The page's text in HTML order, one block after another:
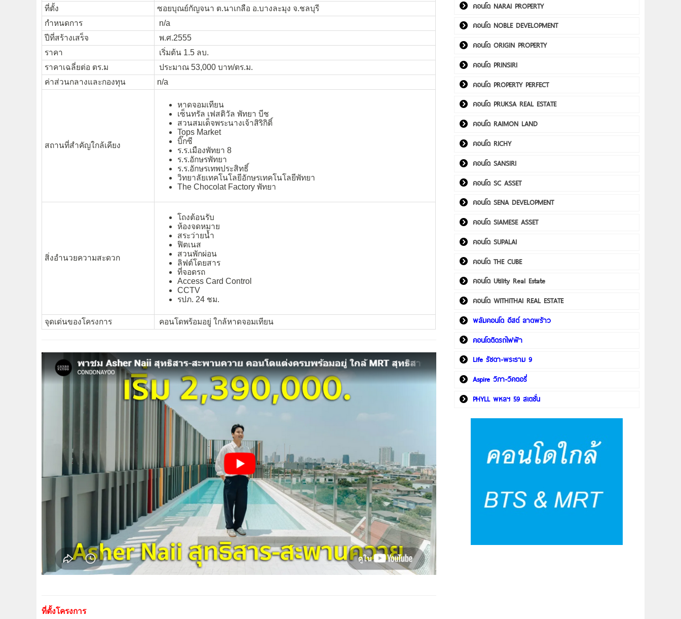
ที่ตั้ง
ซอยบุณย์กัญจนา ต.นาเกลือ อ.บางละมุง จ.ชลบุรี
กำหนดการ
n/a
ปีที่สร้างเสร็จ
พ.ศ.2555
ราคา
เริ่มต้น 1.5 ลบ.
ราคาเฉลี่ยต่อ ตร.ม
ประมาณ 53,000 บาท/ตร.ม.
ค่าส่วนกลางและกองทุน
n/a
สถานที่สำคัญใกล้เคียง
หาดจอมเทียน
เซ็นทรัล เฟสติวัล พัทยา บีช
สวนสมเด็จพระนางเจ้าสิริกิติ์
Tops Market
บิ๊กซี
ร.ร.เมืองพัทยา 8
ร.ร.อักษรพัทยา
ร.ร.อักษรเทพประสิทธิ์
วิทยาลัยเทคโนโลยีอักษรเทคโนโลยีพัทยา
The Chocolat Factory พัทยา
สิ่งอำนวยความสะดวก
โถงต้อนรับ
ห้องจดหมาย
สระว่ายน้ำ
ฟิตเนส
สวนพักผ่อน
ลิฟต์โดยสาร
ที่จอดรถ
Access Card Control
CCTV
รปภ. 24 ชม.
จุดเด่นของโครงการ คอนโดพร้อมอยู่ ใกล้หาดจอมเทียน
ที่ตั้งโครงการ
คอนโด NARAI PROPERTY
คอนโด NOBLE DEVELOPMENT
คอนโด ORIGIN PROPERTY
คอนโด PRINSIRI
คอนโด PROPERTY PERFECT
คอนโด PRUKSA REAL ESTATE
คอนโด RAIMON LAND
คอนโด RICHY
คอนโด SANSIRI
คอนโด SC ASSET
คอนโด SENA DEVELOPMENT
คอนโด SIAMESE ASSET
คอนโด SUPALAI
คอนโด THE CUBE
คอนโด Utility Real Estate
คอนโด WITHITHAI REAL ESTATE
พลัมคอนโด อีสต์ ลาดพร้าว
คอนโดติดรถไฟฟ้า
Life รัชดา-พระราม 9
Aspire วิภา-วิคตอรี่
PHYLL พหลฯ 59 สเตชั่น